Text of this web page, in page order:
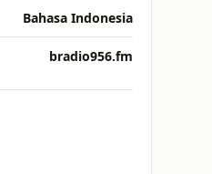
Bahasa Indonesia
bradio956.fm